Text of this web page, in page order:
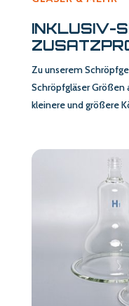
INKLUSIV-
Zu unserem
Schröpfgläser Größen
kleinere und größere